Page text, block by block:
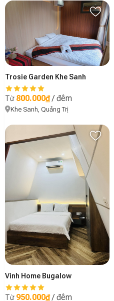
Trosie Garden Khe Sanh
Từ 800.000₫/ đêm
Khe Sanh, Quảng Trị
Vinh Home Bugalow
Từ 950.000₫/ đêm